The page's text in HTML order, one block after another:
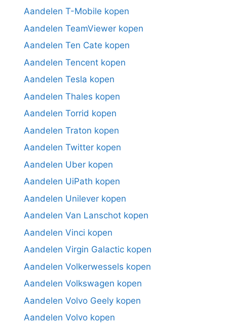
Aandelen T-Mobile kopen
Aandelen TeamViewer kopen
Aandelen Ten Cate kopen
Aandelen Tencent kopen
Aandelen Tesla kopen
Aandelen Thales kopen
Aandelen Torrid kopen
Aandelen Traton kopen
Aandelen Twitter kopen
Aandelen Uber kopen
Aandelen UiPath kopen
Aandelen Unilever kopen
Aandelen Van Lanschot kopen
Aandelen Vinci kopen
Aandelen Virgin Galactic kopen
Aandelen Volkerwessels kopen
Aandelen Volkswagen kopen
Aandelen Volvo Geely kopen
Aandelen Volvo kopen